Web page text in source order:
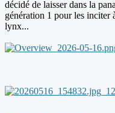
décidé de laisser dans la
génération 1 pour les inciter
lynx...